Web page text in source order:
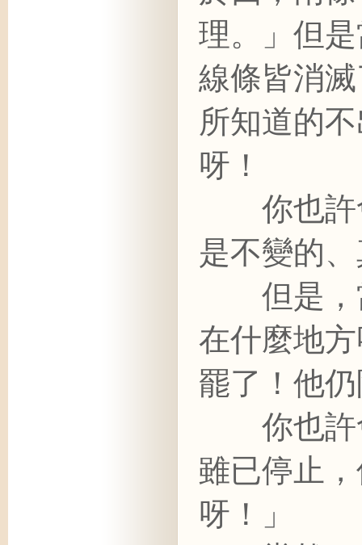
理。」但
線條皆消
所知道的
呀！
你也許
是不變的
但是，
在什麼地
罷了！他
你也許
雖已停止
呀！」